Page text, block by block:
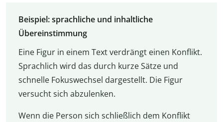
Beispiel: sprachliche und inhaltliche
Übereinstimmung
Eine Figur in einem Text verdrängt einen Konflikt.
Sprachlich wird das durch kurze Sätze und
schnelle Fokuswechsel dargestellt. Die Figur
versucht sich abzulenken.
Wenn die Person sich schließlich dem Konflikt